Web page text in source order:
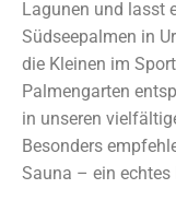
Lagunen und lasst
Südseepalmen in
die Kleinen im
Palmengarten
in unseren
Besonders
Sauna – ein echtes